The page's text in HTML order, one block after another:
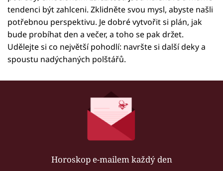
tendenci být zahlceni. Zklidněte svou mysl, abyste našli
potřebnou perspektivu. Je dobré vytvořit si plán, jak
bude probíhat den a večer, a toho se pak držet.
Udělejte si co největší pohodlí: navršte si další deky a
spoustu nadýchaných polštářů.
Horoskop e-mailem každý den